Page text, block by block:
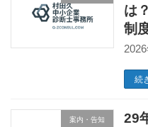
は
制
続
案内・告知
29